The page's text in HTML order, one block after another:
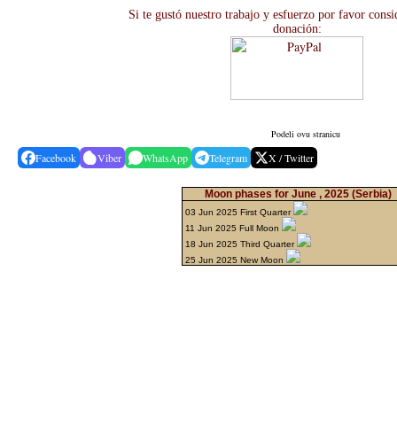
Si te gustó nuestro trabajo y esfuerzo por favor
donación:
Podeli ovu stranicu
Facebook Viber WhatsApp Telegram X / Twitter
Moon phases for June , 2025 (Serbia)
03 Jun 2025 First Quarter
11 Jun 2025 Full Moon
18 Jun 2025 Third Quarter
25 Jun 2025 New Moon